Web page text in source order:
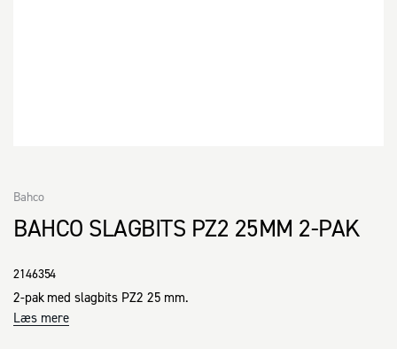
BAHCO SLAGBITS PZ2 25MM 2-PAK
Bahco
2146354
2-pak med slagbits PZ2 25 mm.
Læs mere